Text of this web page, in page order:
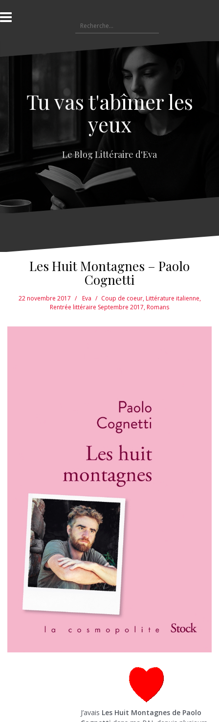
l
a
e
e
Tu vas t'abîmer les
yeux
Le Blog Littéraire d'Eva
Les Huit Montagnes – Paolo
Cognetti
22 novembre 2017 Eva Coup de coeur,Littérature italienne,
Rentrée littéraire Septembre 2017,Romans
J’avais Les Huit Montagnes de Paolo